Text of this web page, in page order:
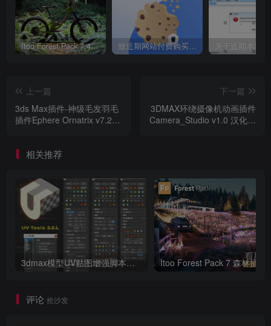
Itoo Forest Pack 7.4.20 森林插件 For 3DSMAX 2014 ~ 2023 汉化永久版 致近期网站付费购买资源及会员用户后，网页显示依然没有购买解决方法！
上一篇
3ds Max插件-神级毛发羽毛
插件Ephere Ornatrix v7.2.9
下一篇
3DMAX环绕摄像机动画插件
Camera_Studio v1.0 汉化破
相关推荐
3dmax模型UV贴图增强脚本插件工具UVTools 3.2L 汉化破解版 For 3dmax2014~2023
评论 抢沙发